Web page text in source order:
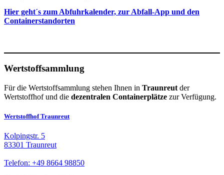
Hier geht´s zum Abfuhrkalender, zur Abfall-App und den
Containerstandorten
Wertstoffsammlung
Für die Wertstoffsammlung stehen Ihnen in Traunreut der
Wertstoffhof und die dezentralen Containerplätze zur Verfügung.
Wertstoffhof Traunreut
Kolpingstr. 5
83301 Traunreut
Telefon: +49 8664 98850